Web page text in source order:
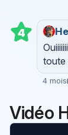
4
toute
4 mois
Vidéo